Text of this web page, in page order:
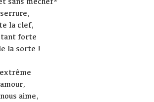
la clef,
tant forte
la sorte !
aime,